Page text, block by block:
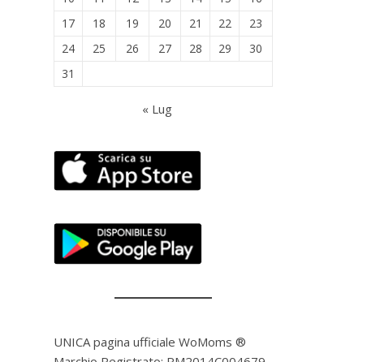
17
18 19 20 21 22
23
24
25 26 27 28 29
30
31
« Lug
UNICA pagina ufficiale WoMoms ®